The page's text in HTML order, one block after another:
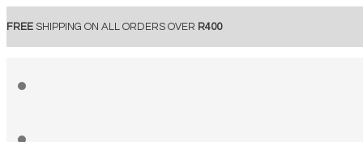
FREE SHIPPING ON ALL ORDERS OVER R400